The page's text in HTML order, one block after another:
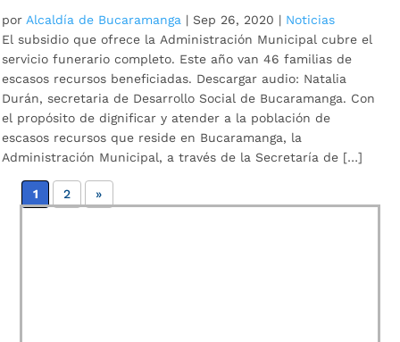
por Alcaldía de Bucaramanga | Sep 26, 2020 | Noticias
El subsidio que ofrece la Administración Municipal cubre el
servicio funerario completo. Este año van 46 familias de
escasos recursos beneficiadas. Descargar audio: Natalia
Durán, secretaria de Desarrollo Social de Bucaramanga. Con
el propósito de dignificar y atender a la población de
escasos recursos que reside en Bucaramanga, la
Administración Municipal, a través de la Secretaría de […]
1 2 »